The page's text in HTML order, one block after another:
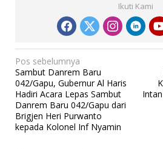
Ikuti Kami
N
a
v
i
g
Pos sebelumnya
Sambut Danrem Baru
042/Gapu, Gubernur Al Haris
Hadiri Acara Lepas Sambut
Danrem Baru 042/Gapu dari
Brigjen Heri Purwanto
kepada Kolonel Inf Nyamin